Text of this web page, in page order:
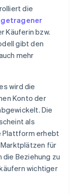
die
Käuferin bzw.
gibt den
mehr
wird die
Konto der
Die
als
Plattform erhebt
für
Beziehung zu
wichtiger